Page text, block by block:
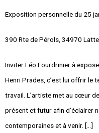
Exposition personnelle du 25
390 Rte de Pérols, 34970
Inviter Léo Fourdrinier à
Henri Prades, c’est lui offrir le
travail. L’artiste met au cœur
présent et futur afin d’éclairer
contemporaines et à venir. […]